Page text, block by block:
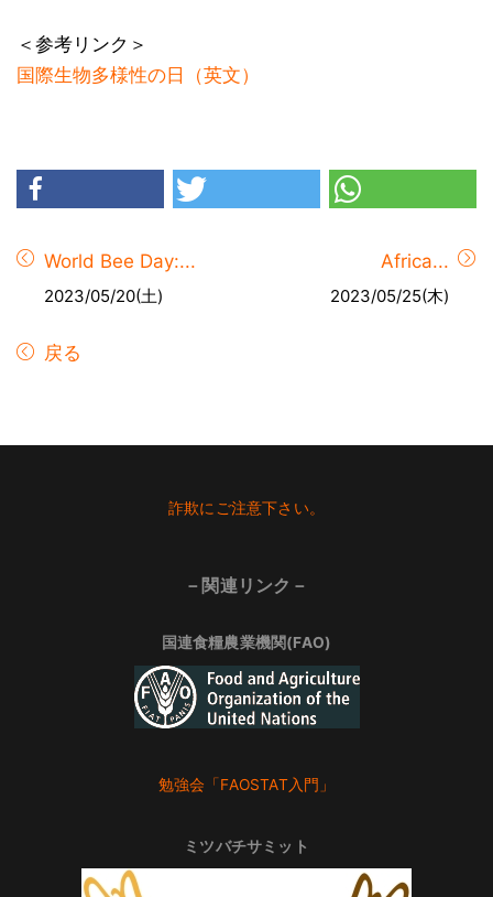
＜参考リンク＞
国際生物多様性の日（英文）
World Bee Day:...
2023/05/20(土)
Africa...
2023/05/25(木)
戻る
詐欺にご注意下さい。
－関連リンク－
国連食糧農業機関(FAO)
勉強会「FAOSTAT入門」
ミツバチサミット